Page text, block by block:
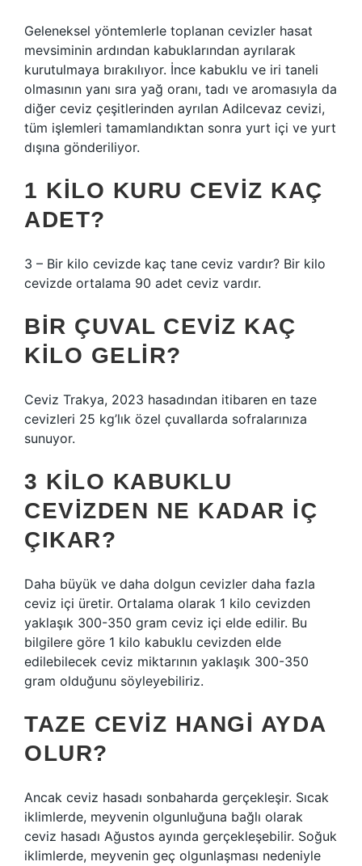
Geleneksel yöntemlerle toplanan cevizler hasat
mevsiminin ardından kabuklarından ayrılarak
kurutulmaya bırakılıyor. İnce kabuklu ve iri taneli
olmasının yanı sıra yağ oranı, tadı ve aromasıyla da
diğer ceviz çeşitlerinden ayrılan Adilcevaz cevizi,
tüm işlemleri tamamlandıktan sonra yurt içi ve yurt
dışına gönderiliyor.
1 KILO KURU CEVIZ KAÇ
ADET?
3 – Bir kilo cevizde kaç tane ceviz vardır? Bir kilo
cevizde ortalama 90 adet ceviz vardır.
BIR ÇUVAL CEVIZ KAÇ
KILO GELIR?
Ceviz Trakya, 2023 hasadından itibaren en taze
cevizleri 25 kg’lık özel çuvallarda sofralarınıza
sunuyor.
3 KILO KABUKLU
CEVIZDEN NE KADAR IÇ
ÇIKAR?
Daha büyük ve daha dolgun cevizler daha fazla
ceviz içi üretir. Ortalama olarak 1 kilo cevizden
yaklaşık 300-350 gram ceviz içi elde edilir. Bu
bilgilere göre 1 kilo kabuklu cevizden elde
edilebilecek ceviz miktarının yaklaşık 300-350
gram olduğunu söyleyebiliriz.
TAZE CEVIZ HANGI AYDA
OLUR?
Ancak ceviz hasadı sonbaharda gerçekleşir. Sıcak
iklimlerde, meyvenin olgunluğuna bağlı olarak
ceviz hasadı Ağustos ayında gerçekleşebilir. Soğuk
iklimlerde, meyvenin geç olgunlaşması nedeniyle